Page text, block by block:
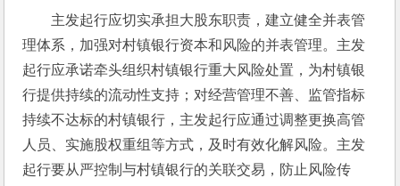
主发起行应切实承担大股东职责，建立健全并表管
理体系，加强对村镇银行资本和风险的并表管理。主发
起行应承诺牵头组织村镇银行重大风险处置，为村镇银
行提供持续的流动性支持；对经营管理不善、监管指标
持续不达标的村镇银行，主发起行应通过调整更换高管
人员、实施股权重组等方式，及时有效化解风险。主发
起行要从严控制与村镇银行的关联交易，防止风险传